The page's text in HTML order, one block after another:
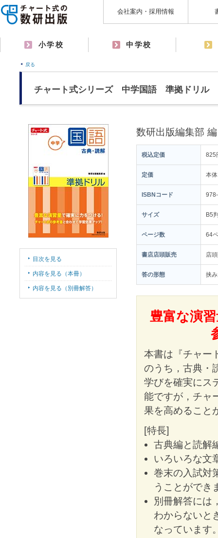
会社案内・採用情報
小学校 中学校
戻る
チャート式シリーズ 中学国語 準拠ドリル
数研出版編集部 編
税込定価 825
定価 本
ISBNコード
サイズ B5
ページ数 64
書店店頭販売 店
答の形態 挟
豊富な演
本書は『チャ
のうち，古典・
学びを確実にス
能ですが，チャ
果を高めること
[特長]
古典編と読解
いろいろな文
巻末の入試対
うことができ
別冊解答には
わからないと
なっています
目次を見る
内容を見る（本冊）
内容を見る（別冊解答）